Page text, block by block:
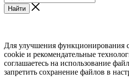
Найти
Для улучшения функционирования
cookie и рекомендательные
соглашаетесь на использование
запретить сохранение файлов в